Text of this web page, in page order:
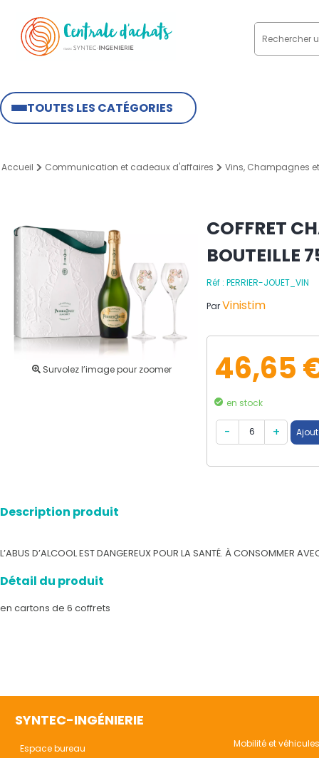
TOUTES LES CATÉGORIES
Accueil Communication et cadeaux d'affaires Vins, Champagnes
Survolez l’image pour zoomer
COFFRET
BOUTEILLE
Réf : PERRIER-JOUET_VIN
ParVinistim
46,65
en stock
Description produit
L’ABUS D’ALCOOL EST DANGEREUX POUR LA SANTÉ. À CONSOMMER
Détail du produit
en cartons de 6 coffrets
SYNTEC-INGÉNIERIE
Espace bureau
Mobilité et véhicules